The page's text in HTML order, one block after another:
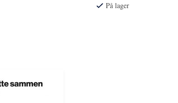
På lager